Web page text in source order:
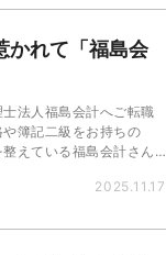
かれて「福島会
法人福島会計へご転職
簿記二級をお持ちの
えている福島会計さん
2025.11.17